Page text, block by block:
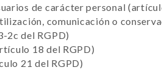
de carácter personal
comunicación o
2c del RGPD)
18 del RGPD)
21 del RGPD)